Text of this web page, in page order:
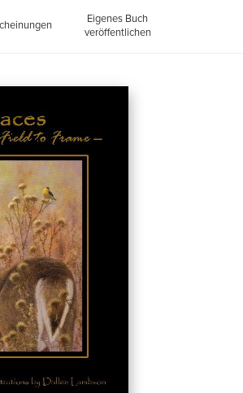
Eigenes Buch
veröffentlichen